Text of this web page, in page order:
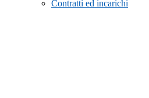
Contratti ed incarichi